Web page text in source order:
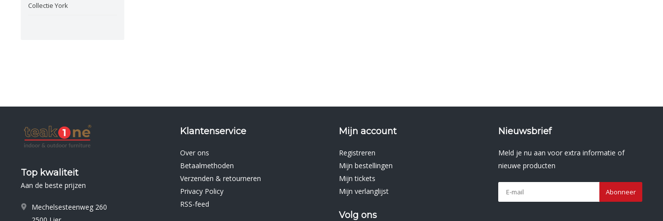
Collectie York
Top kwaliteit
Aan de beste prijzen
Mechelsesteenweg 260
Klantenservice
Over ons
Betaalmethoden
Verzenden & retourneren
Privacy Policy
RSS-feed
Mijn account
Registreren
Mijn bestellingen
Mijn tickets
Mijn verlanglijst
Volg ons
Nieuwsbrief
Meld je nu aan voor extra informatie of
nieuwe producten
Abonneer